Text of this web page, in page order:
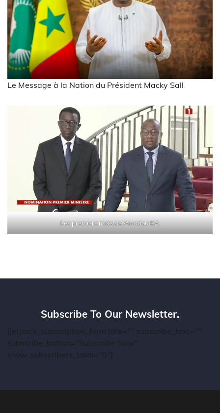
Le Message à la Nation du Président Macky Sall
Les premiers mots de Amadou BA
Subscribe To Our Newsletter.
[jetpack_subscription_form title="" subscribe_text=""
subscribe_button="Subscribe Now"
show_subscribers_total="0"]